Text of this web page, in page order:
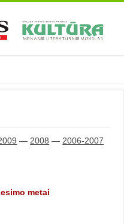
— 2008 — 2006-2007
metai